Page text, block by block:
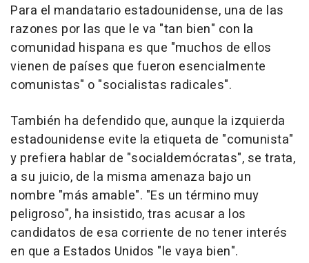
Para el mandatario estadounidense, una de las
razones por las que le va "tan bien" con la
comunidad hispana es que "muchos de ellos
vienen de países que fueron esencialmente
comunistas" o "socialistas radicales".
También ha defendido que, aunque la izquierda
estadounidense evite la etiqueta de "comunista"
y prefiera hablar de "socialdemócratas", se trata,
a su juicio, de la misma amenaza bajo un
nombre "más amable". "Es un término muy
peligroso", ha insistido, tras acusar a los
candidatos de esa corriente de no tener interés
en que a Estados Unidos "le vaya bien".